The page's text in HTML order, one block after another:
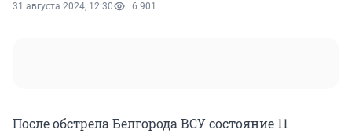
31 августа 2024, 12:30 6 901
После обстрела Белгорода ВСУ состояние 11